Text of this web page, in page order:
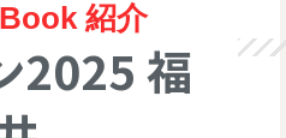
紹介
2025 福